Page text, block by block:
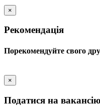
×
Рекомендація
Порекомендуйте свого
×
Податися на вакансію